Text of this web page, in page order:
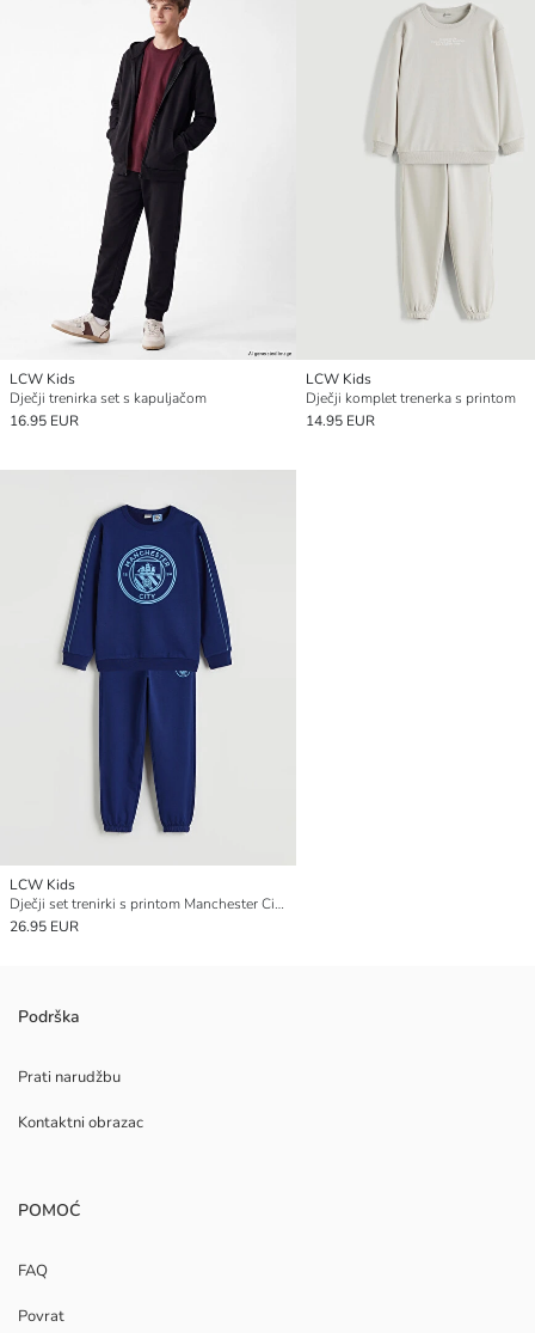
LCW Kids
Dječji trenirka set s kapuljačom
16.95 EUR
LCW Kids
Dječji komplet trenerka s printom
14.95 EUR
LCW Kids
Dječji set trenirki s printom Manchester Cityja
26.95 EUR
Podrška
Prati narudžbu
Kontaktni obrazac
POMOĆ
FAQ
Povrat